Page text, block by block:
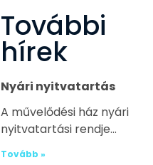
További
hírek
Nyári nyitvatartás
A művelődési ház nyári
nyitvatartási rendje
Tovább »